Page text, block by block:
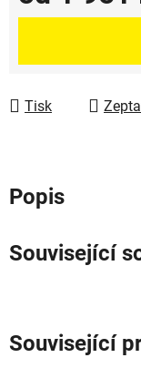
Měrná cena:
Tisk
Popis
Související
Související